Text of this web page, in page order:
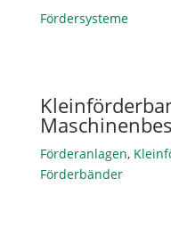
Fördersysteme
Förderanlagen,
Förderbänder